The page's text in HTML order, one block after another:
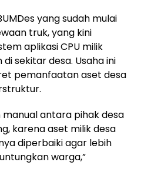
yang sudah mulai
truk, yang kini
aplikasi CPU milik
sekitar desa. Usaha ini
pemanfaatan aset desa
manual antara pihak desa
karena aset milik desa
diperbaiki agar lebih
warga,”